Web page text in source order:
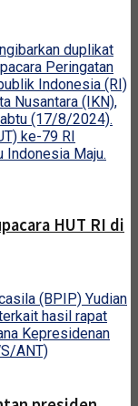
HUT RI di